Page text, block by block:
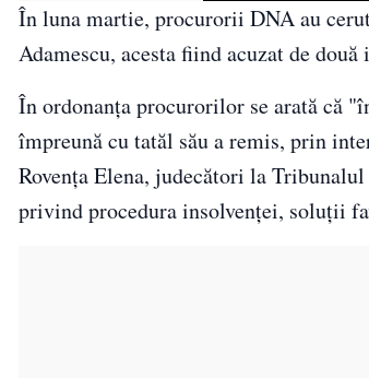
În luna martie, procurorii DNA au
Adamescu, acesta fiind acuzat de
În ordonanţa procurorilor se arată că
împreună cu tatăl său a remis, prin
Rovenţa Elena, judecători la
privind procedura insolvenţei, soluţii